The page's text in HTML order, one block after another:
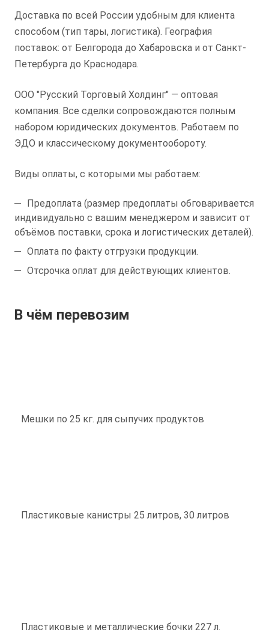
Доставка по всей России удобным для клиента
способом (тип тары, логистика). География
поставок: от Белгорода до Хабаровска и от Санкт-
Петербурга до Краснодара.
ООО "Русский Торговый Холдинг" — оптовая
компания. Все сделки сопровождаются полным
набором юридических документов. Работаем по
ЭДО и классическому документообороту.
Виды оплаты, с которыми мы работаем:
Предоплата (размер предоплаты обговаривается
индивидуально с вашим менеджером и зависит от
объёмов поставки, срока и логистических деталей).
Оплата по факту отгрузки продукции.
Отсрочка оплат для действующих клиентов.
В чём перевозим
Мешки по 25 кг. для сыпучих продуктов
Пластиковые канистры 25 литров, 30 литров
Пластиковые и металлические бочки 227 л.